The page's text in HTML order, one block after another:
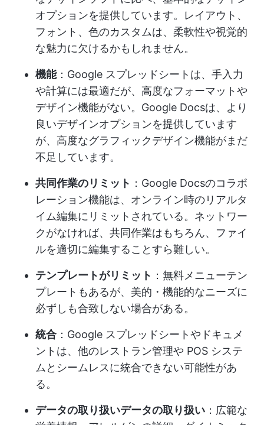
オプションを提供しています。レイアウト、
フォント、色のカスタムは、柔軟性や視覚的
な魅力に欠けるかもしれません。
機能：Google スプレッドシートは、手入力
や計算には最適だが、高度なフォーマットや
デザイン機能がない。Google Docsは、より
良いデザインオプションを提供しています
が、高度なグラフィックデザイン機能がまだ
不足しています。
共同作業のリミット ：Google Docsのコラボ
レーション機能は、オンライン時のリアルタ
イム編集にリミットされている。ネットワー
クがなければ、共同作業はもちろん、ファイ
ルを適切に編集することすら難しい。
テンプレートがリミット ：無料メニューテン
プレートもあるが、美的・機能的なニーズに
必ずしも合致しない場合がある。
統合 ：Google スプレッドシートやドキュメ
ントは、他のレストラン管理や POS システ
ムとシームレスに統合できない可能性があ
る。
データの取り扱いデータの取り扱い ：広範な